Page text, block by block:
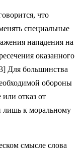
что
специальные
нападения на
оказанного
Для большинства
обороны
отказ от
лишь к моральному
смысле слова